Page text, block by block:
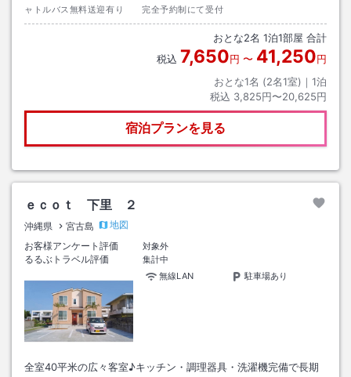
ャトルバス無料送迎有り 完全予約制にて受付
おとな2名 1泊1部屋 合計
税込 7,650円 〜 41,250円
おとな1名 (2名1室)｜ 1泊
税込 3,825円〜20,625円
宿泊プランを見る
ｅｃｏｔ 下里 ２
沖縄県 宮古島
地図
お客様アンケート評価
対象外
るるぶトラベル評価
集計中
無線LAN
駐車場あり
全室40平米の広々客室♪キッチン・調理器具・洗濯機完備で長期